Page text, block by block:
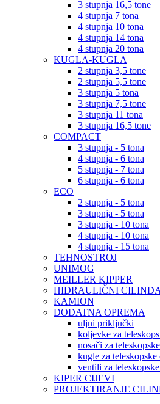
3 stupnja 16,5 tone
4 stupnja 7 tona
4 stupnja 10 tona
4 stupnja 14 tona
4 stupnja 20 tona
KUGLA-KUGLA
2 stupnja 3,5 tone
2 stupnja 5,5 tone
3 stupnja 5 tona
3 stupnja 7,5 tone
3 stupnja 11 tona
3 stupnja 16,5 tone
COMPACT
3 stupnja - 5 tona
4 stupnja - 6 tona
5 stupnja - 7 tona
6 stupnja - 6 tona
ECO
2 stupnja - 5 tona
3 stupnja - 5 tona
3 stupnja - 10 tona
4 stupnja - 10 tona
4 stupnja - 15 tona
TEHNOSTROJ
UNIMOG
MEILLER KIPPER
HIDRAULIČNI
KAMION
DODATNA OPREMA
uljni priključki
koljevke za
nosači za
kugle za
ventili za
KIPER CIJEVI
PROJEKTIRANJE